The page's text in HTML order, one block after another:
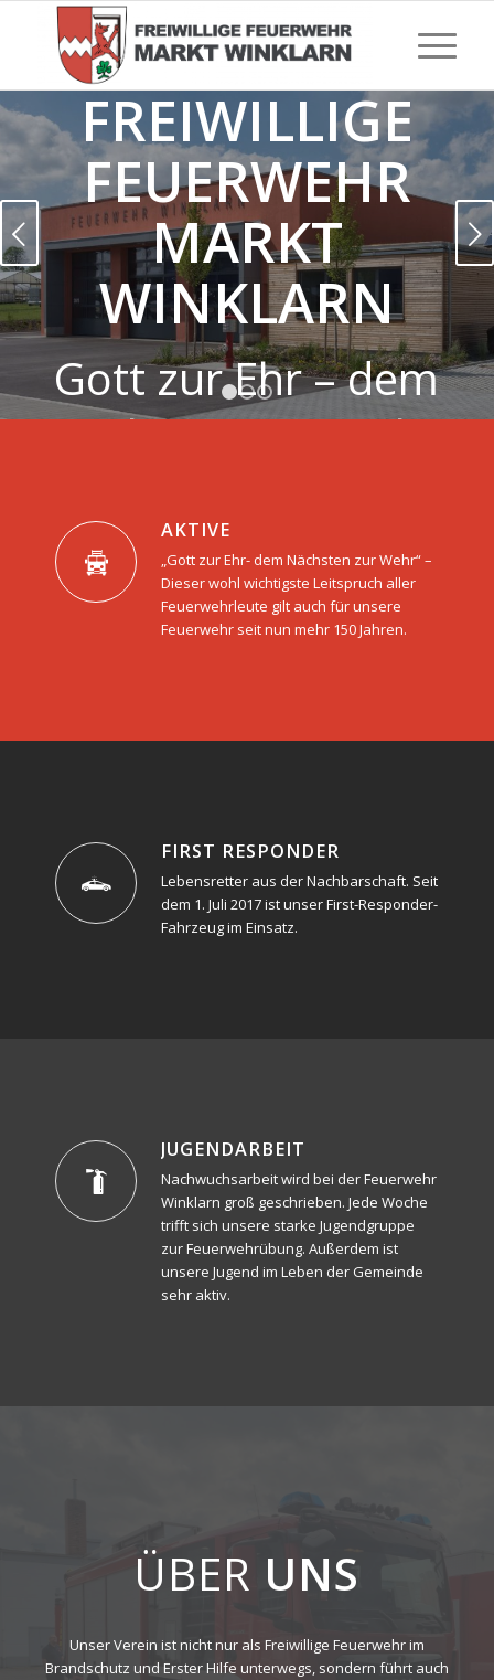
FREIWILLIGE
FEUERWEHR
MARKT
WINKLARN
Gott zur Ehr – dem
nächsten zur Wehr
Weiter
AKTIVE
„Gott zur Ehr- dem Nächsten zur Wehr“ –
Dieser wohl wichtigste Leitspruch aller
Feuerwehrleute gilt auch für unsere
Feuerwehr seit nun mehr 150 Jahren.
FIRST RESPONDER
Lebensretter aus der Nachbarschaft. Seit
dem 1. Juli 2017 ist unser First-Responder-
Fahrzeug im Einsatz.
JUGENDARBEIT
Nachwuchsarbeit wird bei der Feuerwehr
Winklarn groß geschrieben. Jede Woche
trifft sich unsere starke Jugendgruppe
zur Feuerwehrübung. Außerdem ist
unsere Jugend im Leben der Gemeinde
sehr aktiv.
ÜBER UNS
Unser Verein ist nicht nur als Freiwillige Feuerwehr im
Brandschutz und Erster Hilfe unterwegs, sondern führt auch